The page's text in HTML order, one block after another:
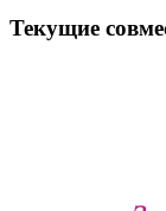
Текущие